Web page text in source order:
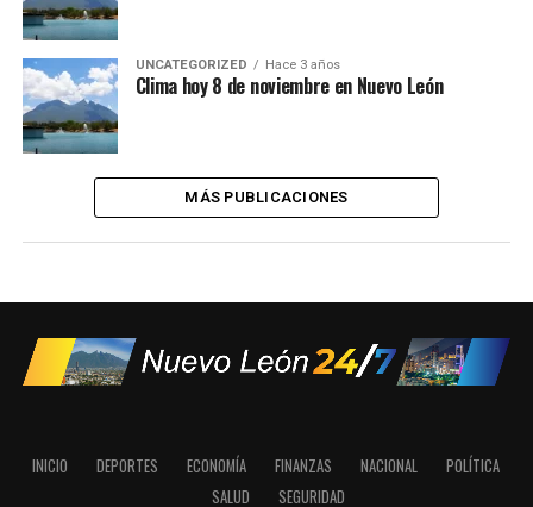
UNCATEGORIZED Hace 3 años
Clima hoy 8 de noviembre en Nuevo León
MÁS PUBLICACIONES
INICIO DEPORTES ECONOMÍA FINANZAS NACIONAL
POLÍTICA
SALUD
SEGURIDAD